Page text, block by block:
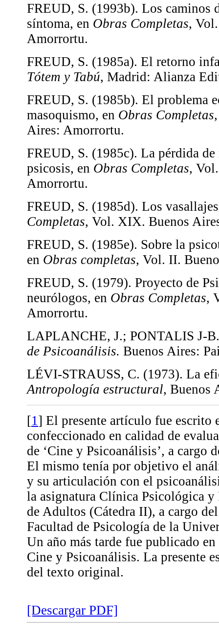
FREUD, S. (1993b). Los caminos
síntoma, en Obras Completas,
Amorrortu.
FREUD, S. (1985a). El retorno
Tótem y Tabú, Madrid: Alianza
FREUD, S. (1985b). El problema
masoquismo, en Obras Completas
Aires: Amorrortu.
FREUD, S. (1985c). La pérdida
psicosis, en Obras Completas,
Amorrortu.
FREUD, S. (1985d). Los
Completas, Vol. XIX. Buenos
FREUD, S. (1985e). Sobre la
en Obras completas, Vol. II.
FREUD, S. (1979). Proyecto de
neurólogos, en Obras Completas,
Amorrortu.
LAPLANCHE, J.; PONTALIS J-
de Psicoanálisis. Buenos Aires:
LÉVI-STRAUSS, C. (1973). La
Antropología estructural, Buenos
[1 ] El presente artículo fue escrito
confeccionado en calidad de
de ‘Cine y Psicoanálisis’, a cargo
El mismo tenía por objetivo el
y su articulación con el
la asignatura Clínica Psicológica
de Adultos (Cátedra II), a cargo
Facultad de Psicología de la
Un año más tarde fue publicado
Cine y Psicoanálisis. La presente
del texto original.
[Descargar PDF]